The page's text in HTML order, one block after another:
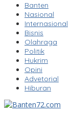
Banten
Nasional
Internasional
Bisnis
Olahraga
Politik
Hukrim
Opini
Advetorial
Hiburan